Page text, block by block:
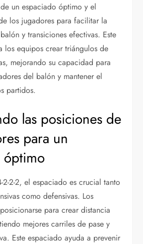
un espaciado óptimo y el
los jugadores para facilitar la
y transiciones efectivas. Este
los equipos crear triángulos de
mejorando su capacidad para
del balón y mantener el
partidos.
las posiciones de
para un
óptimo
2-2, el espaciado es crucial tanto
como defensivas. Los
para crear distancia
mejores carriles de pase y
Este espaciado ayuda a prevenir